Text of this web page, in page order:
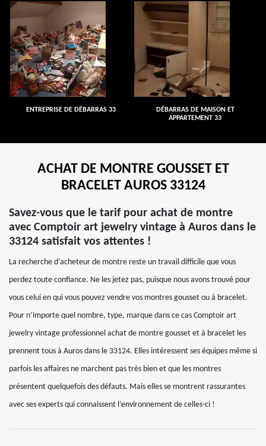
ENTREPRISE DE DÉBARRAS 33
DÉBARRAS DE MAISON ET
APPARTEMENT 33
ACHAT DE MONTRE GOUSSET ET
BRACELET AUROS 33124
Savez-vous que le tarif pour achat de montre
avec Comptoir art jewelry vintage à Auros dans le
33124 satisfait vos attentes !
La recherche d’acheteur de montre reste un travail difficile que vous
perdez toute confiance. Ne les jetez pas, puisque nous avons trouvé pour
vous celui en qui vous pouvez vendre vos montres gousset ou à bracelet.
Pour n’importe quel nombre, type, marque dans ce cas Comptoir art
jewelry vintage professionnel achat de montre gousset et à bracelet les
prennent tous à Auros dans le 33124. Elles intéressent ses équipes même si
parfois les affaires ne marchent pas très bien et que les montres
présentent quelquefois des défauts. Mais elles se montrent rassurantes
avec ses experts qui connaissent l’environnement de celles-ci !